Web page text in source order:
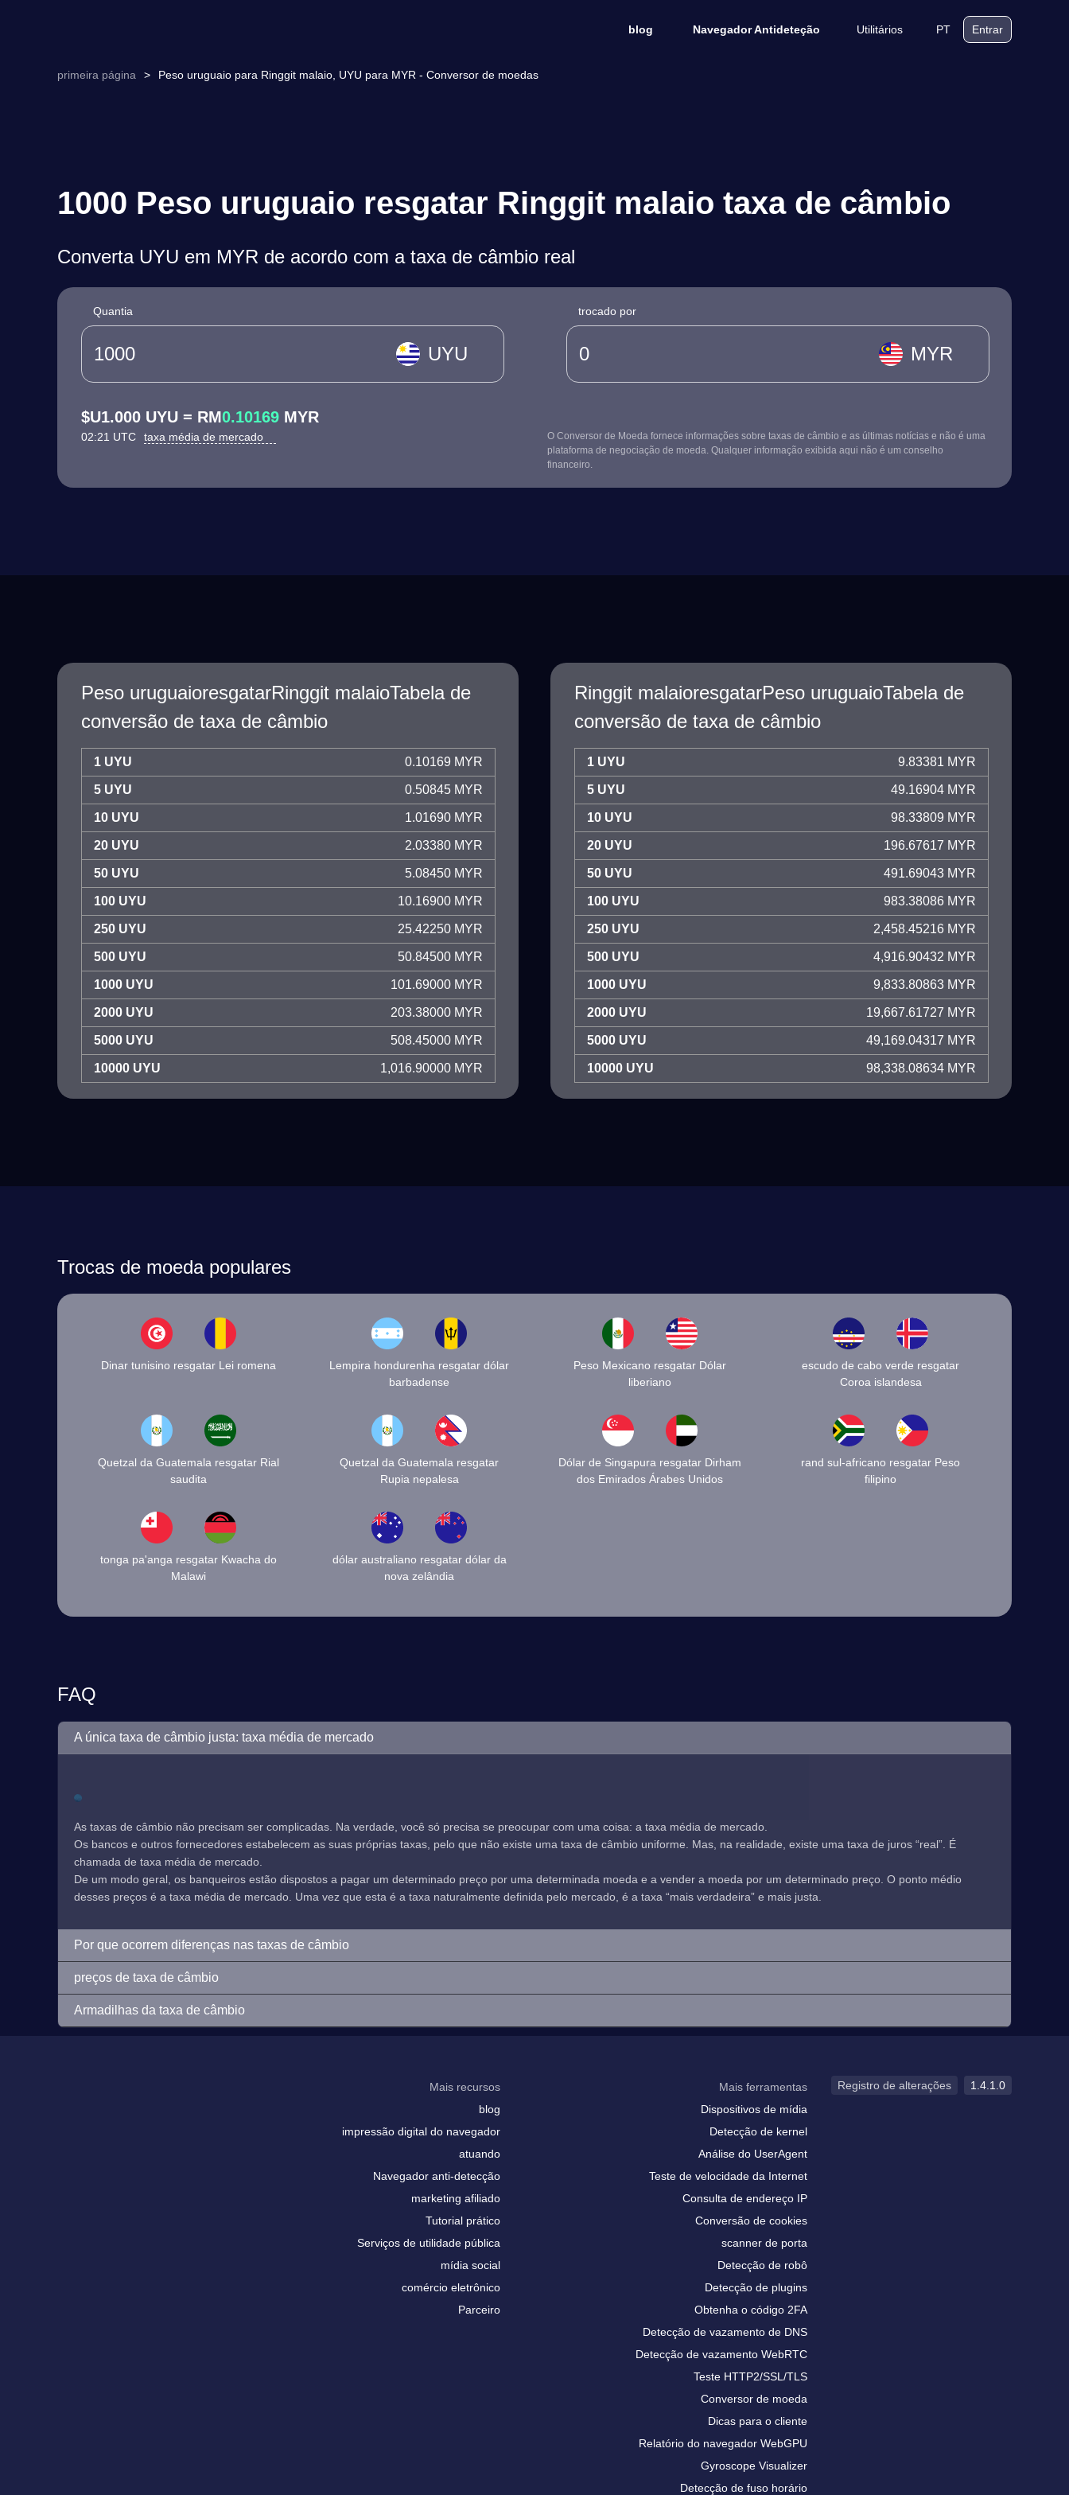
blog Navegador Antideteção Utilitários PT Entrar
primeira página > Peso uruguaio para Ringgit malaio, UYU para MYR - Conversor de moedas
1000 Peso uruguaio resgatar Ringgit malaio taxa de câmbio
Converta UYU em MYR de acordo com a taxa de câmbio real
Quantia
UYU
trocado por
MYR
$U1.000 UYU = RM0.10169 MYR
02:21 UTC taxa média de mercado
O Conversor de Moeda fornece informações sobre taxas de câmbio e as últimas notícias e não é uma
plataforma de negociação de moeda. Qualquer informação exibida aqui não é um conselho
financeiro.
Peso uruguaioresgatarRinggit malaioTabela de
conversão de taxa de câmbio
1 UYU 0.10169 MYR
5 UYU 0.50845 MYR
10 UYU 1.01690 MYR
20 UYU 2.03380 MYR
50 UYU 5.08450 MYR
100 UYU 10.16900 MYR
250 UYU 25.42250 MYR
500 UYU 50.84500 MYR
1000 UYU 101.69000 MYR
2000 UYU 203.38000 MYR
5000 UYU 508.45000 MYR
10000 UYU 1,016.90000 MYR
Ringgit malaioresgatarPeso uruguaioTabela de
conversão de taxa de câmbio
1 UYU 9.83381 MYR
5 UYU 49.16904 MYR
10 UYU 98.33809 MYR
20 UYU 196.67617 MYR
50 UYU 491.69043 MYR
100 UYU 983.38086 MYR
250 UYU 2,458.45216 MYR
500 UYU 4,916.90432 MYR
1000 UYU 9,833.80863 MYR
2000 UYU 19,667.61727 MYR
5000 UYU 49,169.04317 MYR
10000 UYU 98,338.08634 MYR
Trocas de moeda populares
Dinar tunisino resgatar Lei romena
Lempira hondurenha resgatar dólar
barbadense
Peso Mexicano resgatar Dólar
liberiano
escudo de cabo verde resgatar
Coroa islandesa
Quetzal da Guatemala resgatar Rial
saudita
Quetzal da Guatemala resgatar
Rupia nepalesa
Dólar de Singapura resgatar Dirham
dos Emirados Árabes Unidos
rand sul-africano resgatar Peso
filipino
tonga pa'anga resgatar Kwacha do
Malawi
dólar australiano resgatar dólar da
nova zelândia
FAQ
A única taxa de câmbio justa: taxa média de mercado
As taxas de câmbio não precisam ser complicadas. Na verdade, você só precisa se preocupar com uma coisa: a taxa média de mercado.
Os bancos e outros fornecedores estabelecem as suas próprias taxas, pelo que não existe uma taxa de câmbio uniforme. Mas, na realidade, existe uma taxa de juros “real”. É
chamada de taxa média de mercado.
De um modo geral, os banqueiros estão dispostos a pagar um determinado preço por uma determinada moeda e a vender a moeda por um determinado preço. O ponto médio
desses preços é a taxa média de mercado. Uma vez que esta é a taxa naturalmente definida pelo mercado, é a taxa “mais verdadeira” e mais justa.
Por que ocorrem diferenças nas taxas de câmbio
preços de taxa de câmbio
Armadilhas da taxa de câmbio
Mais recursos
blog
impressão digital do navegador
atuando
Navegador anti-detecção
marketing afiliado
Tutorial prático
Serviços de utilidade pública
mídia social
comércio eletrônico
Parceiro
Mais ferramentas
Dispositivos de mídia
Detecção de kernel
Análise do UserAgent
Teste de velocidade da Internet
Consulta de endereço IP
Conversão de cookies
scanner de porta
Detecção de robô
Detecção de plugins
Obtenha o código 2FA
Detecção de vazamento de DNS
Detecção de vazamento WebRTC
Teste HTTP2/SSL/TLS
Conversor de moeda
Dicas para o cliente
Relatório do navegador WebGPU
Gyroscope Visualizer
Detecção de fuso horário
Registro de alterações 1.4.1.0